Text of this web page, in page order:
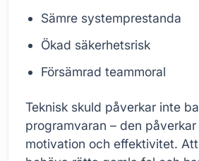
Sämre systemprestanda
Ökad säkerhetsrisk
Försämrad teammoral
Teknisk skuld påverkar inte
programvaran – den
motivation och effektivitet.